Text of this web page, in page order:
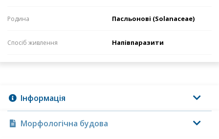
Родина Пасльонові (Solanaceae)
Спосіб живлення Напівпаразити
Інформація
Морфологічна будова